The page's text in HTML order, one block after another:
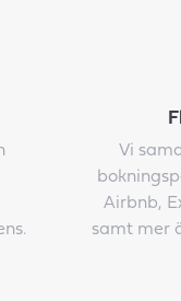
Vi
Airbnb,
samt mer